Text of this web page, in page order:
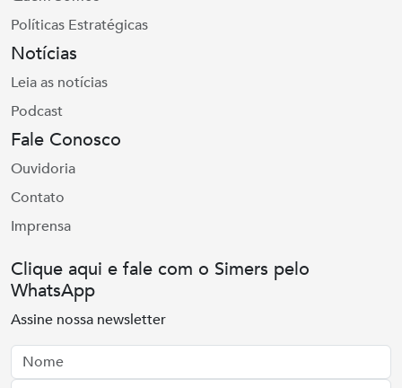
Políticas Estratégicas
Notícias
Leia as notícias
Podcast
Fale Conosco
Ouvidoria
Contato
Imprensa
Clique aqui e fale com o Simers pelo
WhatsApp
Assine nossa newsletter
Nome
Email